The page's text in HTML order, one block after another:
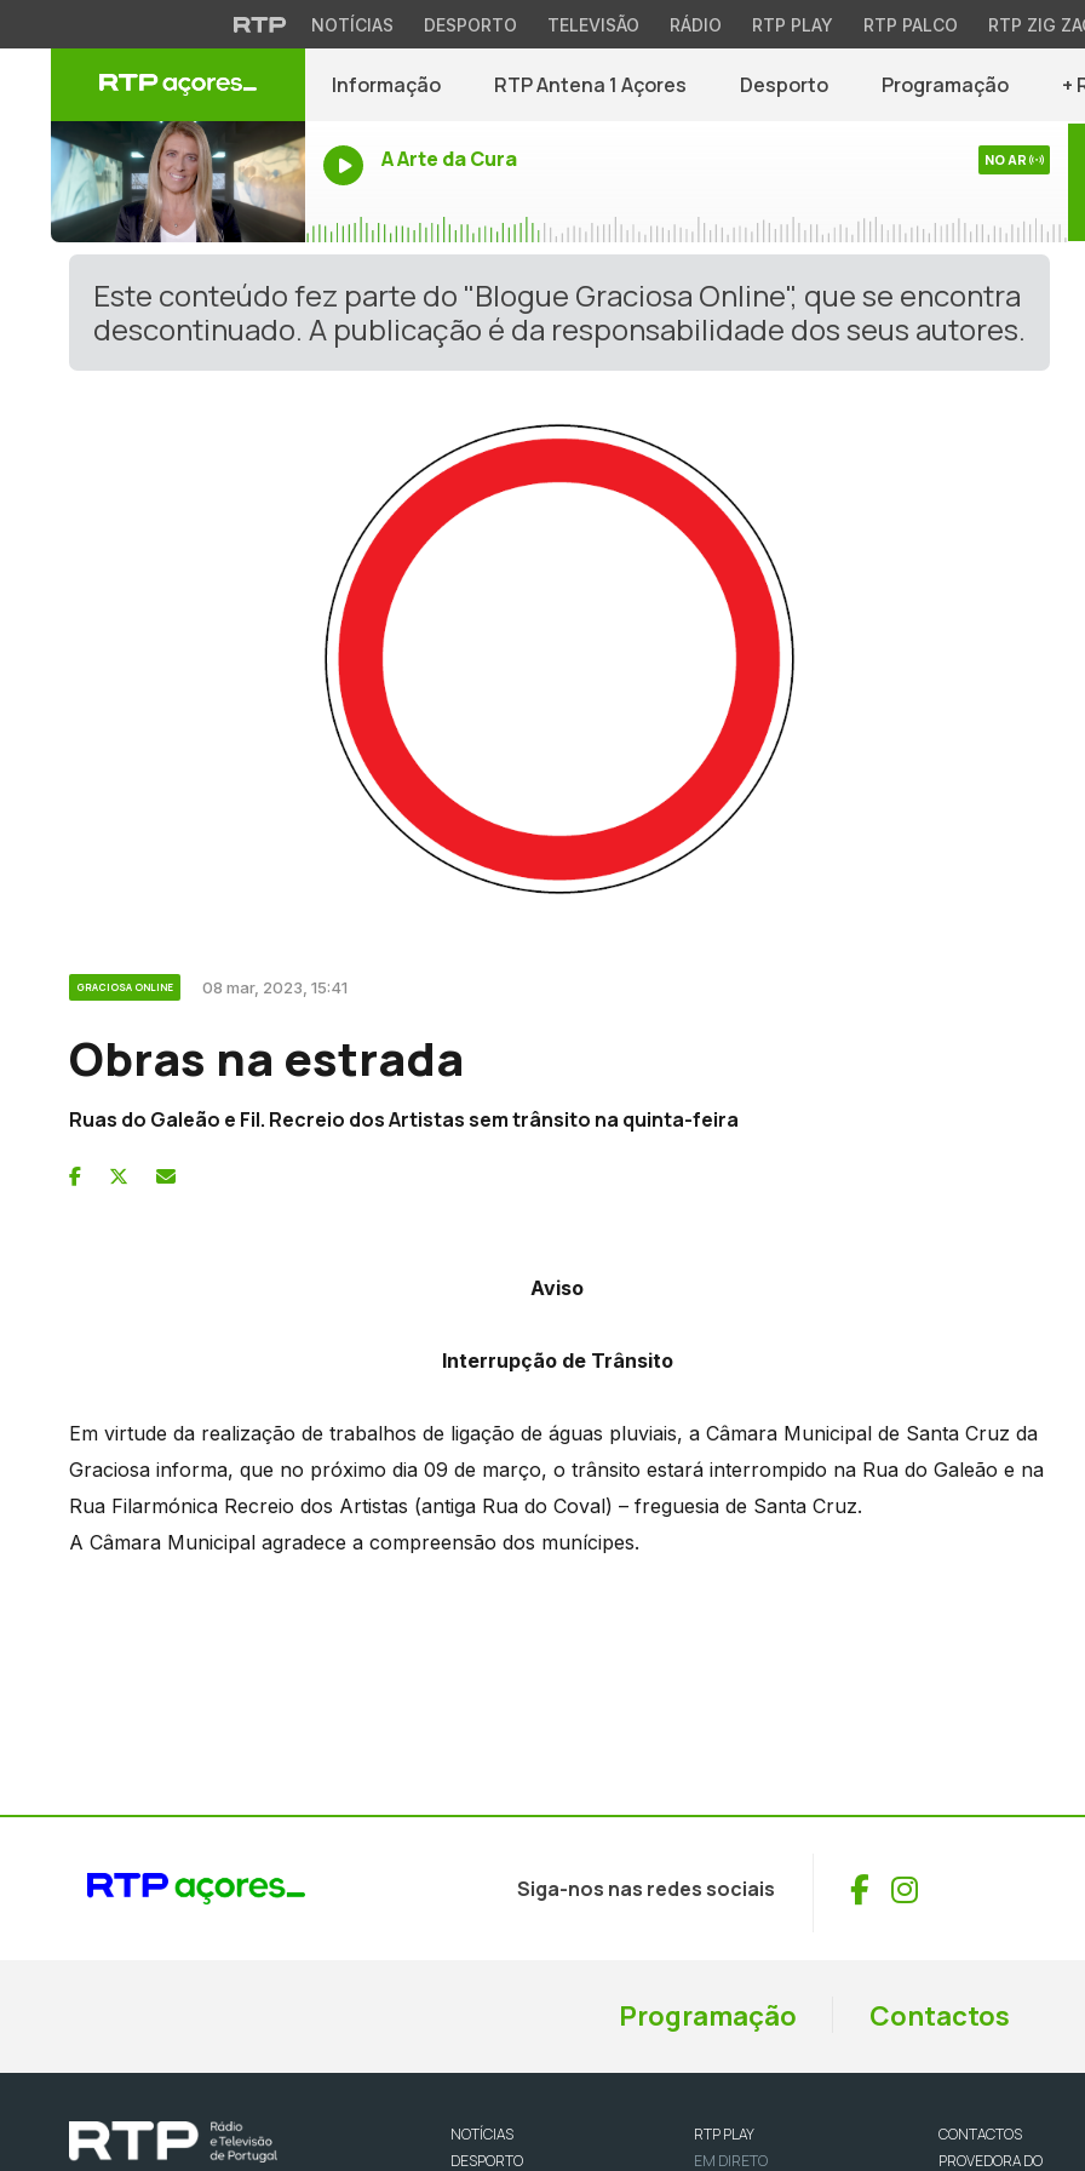
NOTÍCIAS DESPORTO TELEVISÃO RÁDIO RTP PLAY RTP PALCO RTP ZIG
Informação RTP Antena 1 Açores Desporto Programação +
A Arte da Cura NO AR
Este conteúdo fez parte do "Blogue Graciosa Online", que se encontra
descontinuado. A publicação é da responsabilidade dos seus autores.
GRACIOSA ONLINE 08 mar, 2023, 15:41
Obras na estrada
Ruas do Galeão e Fil. Recreio dos Artistas sem trânsito na quinta-feira
Aviso
Interrupção de Trânsito
Em virtude da realização de trabalhos de ligação de águas pluviais, a Câmara Municipal de Santa Cruz da
Graciosa informa, que no próximo dia 09 de março, o trânsito estará interrompido na Rua do Galeão e na
Rua Filarmónica Recreio dos Artistas (antiga Rua do Coval) – freguesia de Santa Cruz.
A Câmara Municipal agradece a compreensão dos munícipes.
Siga-nos nas redes sociais Facebook
Instagram
Programação Contactos
NOTÍCIAS
DESPORTO
RTP PLAY
EM DIRETO
CONTACTOS
PROVEDORA DO